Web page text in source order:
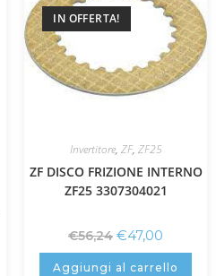
IN OFFERTA!
Invertitore, ZF, ZF25
ZF DISCO FRIZIONE INTERNO
ZF25 3307304021
€56,24 €47,00
Aggiungi al carrello